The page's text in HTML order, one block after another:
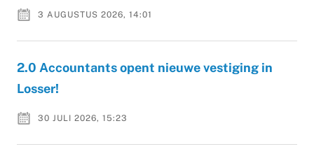
3 AUGUSTUS 2026, 14:01
2.0 Accountants opent nieuwe vestiging in
Losser!
30 JULI 2026, 15:23